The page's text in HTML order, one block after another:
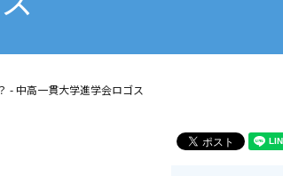
- 中高一貫大学進学会ロゴス